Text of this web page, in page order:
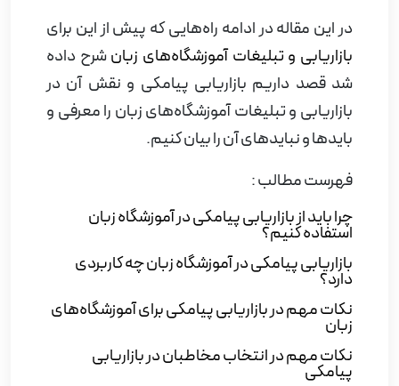
در این مقاله در ادامه راه‌هایی که پیش از این برای
بازاریابی و تبلیغات آموزشگاه‌های زبانشرح داده
شد قصد داریم بازاریابی پیامکی و نقش آن در
بازاریابی و تبلیغات آموزشگاه‌های زبان را معرفی و
بایدها و نبایدهای آن را بیان کنیم.
فهرست مطالب :
چرا باید از بازاریابی پیامکی در آموزشگاه زبان
استفاده کنیم؟
بازاریابی پیامکی در آموزشگاه زبان چه کاربردی
دارد؟
نکات مهم در بازاریابی پیامکی برای آموزشگاه‌های
زبان
نکات مهم در انتخاب مخاطبان در بازاریابی
پیامکی